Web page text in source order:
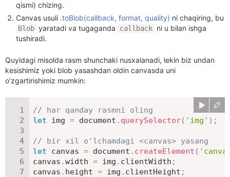
qismi) chizing.
Canvas usuli .toBlob(callback, format, quality) ni chaqiring, bu
Blob yaratadi va tugaganda callback ni u bilan ishga
tushiradi.
Quyidagi misolda rasm shunchaki nusxalanadi, lekin biz undan
kesishimiz yoki blob yasashdan oldin canvasda uni
o’zgartirishimiz mumkin:
// har qanday rasmni oling
let img = document . querySelector( 'img' ) ;
// bir xil o'lchamdagi <canvas> yasang
let canvas = document . createElement (
canvas .width = img . clientWidth ;
canvas . height = img . clientHeight ;